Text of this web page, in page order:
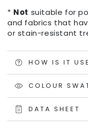
* Not suitable for
and fabrics that
or stain-resistant
HOW IS IT
COLOUR
DATA SHEET